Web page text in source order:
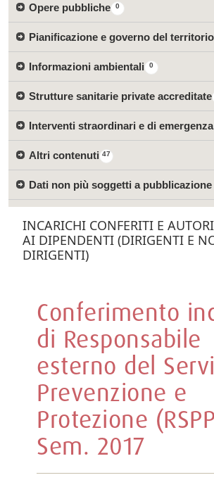
0
Opere pubbliche
Pianificazione e governo del territorio
0
Informazioni ambientali
Strutture sanitarie private accreditate
Interventi straordinari e di emergenza
47
Altri contenuti
Dati non più soggetti a
INCARICHI CONFERITI E
AI DIPENDENTI (DIRIGENTI E
DIRIGENTI)
Conferimento
di Responsabile
esterno del
Prevenzione e
Protezione
Sem. 2017